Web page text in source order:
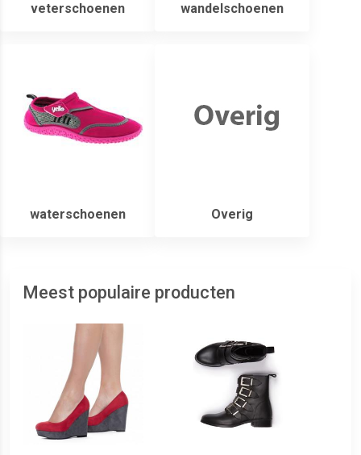
veterschoenen wandelschoenen
waterschoenen Overig
Meest populaire producten